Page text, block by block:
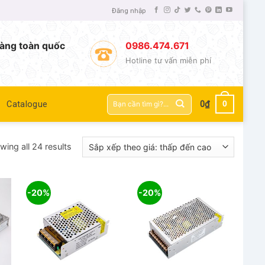
Đăng nhập
toàn quốc 0986.474.671
Hotline tư vấn miễn phí
Catalogue
Tìm
kiếm:
0₫ 0
all 24 results
-20% -20%